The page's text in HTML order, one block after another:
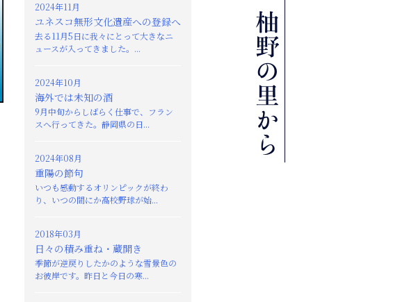
2024年11月
ユネスコ無形文化遺産への登録へ
去る11月5日に我々にとって大きなニ
ュースが入ってきました。...
2024年10月
海外では未知の酒
9月中旬からしばらく仕事で、フラン
スへ行ってきた。静岡県の日...
2024年08月
重陽の節句
いつも感動するオリンピックが終わ
り、いつの間にか高校野球が始...
2018年03月
日々の積み重ね・蔵開き
季節が逆戻りしたかのような雪景色の
お彼岸です。昨日と今日の寒...